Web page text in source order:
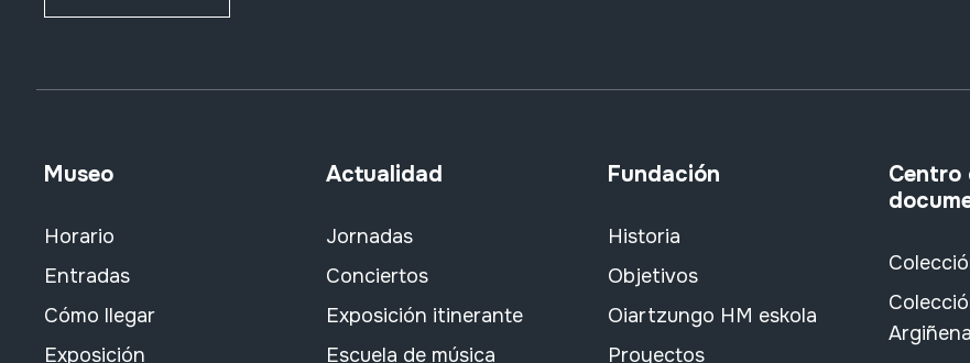
Museo
Horario
Entradas
Cómo llegar
Exposición
Actualidad
Jornadas
Conciertos
Exposición itinerante
Escuela de música
Fundación
Historia
Objetivos
Oiartzungo HM eskola
Proyectos
Centro
Argiñena